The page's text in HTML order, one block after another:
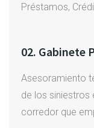
Préstamos,
02. Gabinete
Asesoramiento
de los siniestros
corredor que